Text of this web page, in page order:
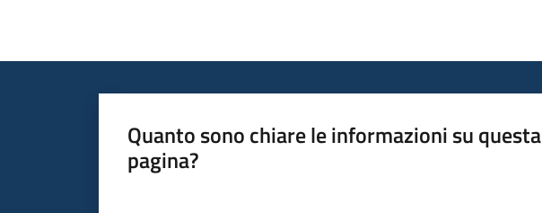
Quanto sono chiare le informazioni su questa
pagina?